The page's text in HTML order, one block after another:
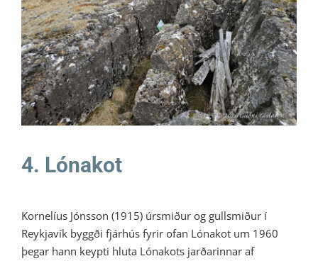
4. Lónakot
Ratleikur 2026
4. Lónakot
Kornelíus Jónsson (1915) úrsmiður og gullsmiður í
Reykjavík byggði fjárhús fyrir ofan Lónakot um 1960
þegar hann keypti hluta Lónakots jarðarinnar af